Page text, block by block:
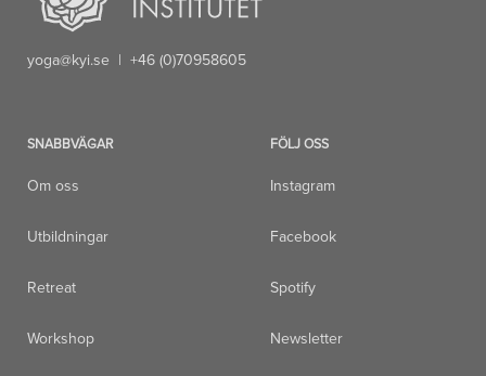
yoga@kyi.se | +46 (0)70958605
SNABBVÄGAR
Om oss
Utbildningar
Retreat
Workshop
FÖLJ OSS
Instagram
Facebook
Spotify
Newsletter